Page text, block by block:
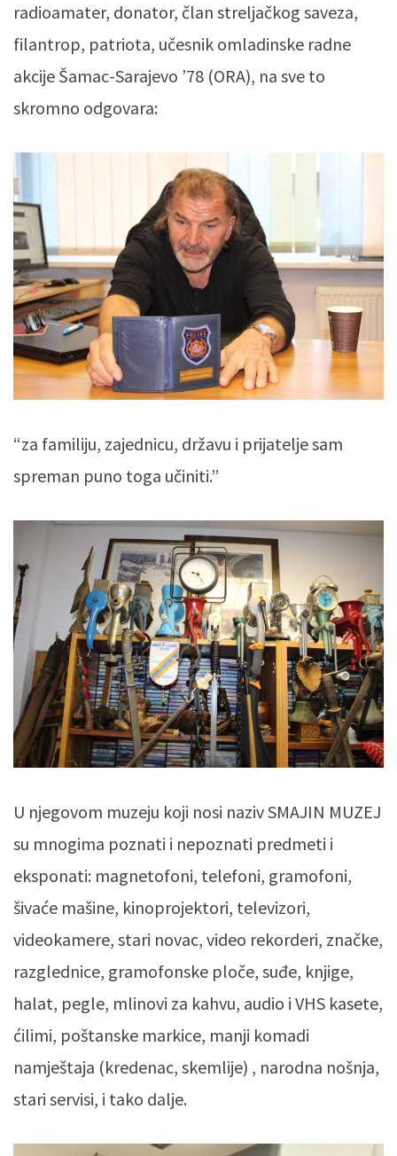
radioamater, donator, član streljačkog saveza,
filantrop, patriota, učesnik omladinske radne
akcije Šamac-Sarajevo ’78 (ORA), na sve to
skromno odgovara:
“za familiju, zajednicu, državu i prijatelje sam
spreman puno toga učiniti.”
U njegovom muzeju koji nosi naziv SMAJIN MUZEJ
su mnogima poznati i nepoznati predmeti i
eksponati: magnetofoni, telefoni, gramofoni,
šivaće mašine, kinoprojektori, televizori,
videokamere, stari novac, video rekorderi, značke,
razglednice, gramofonske ploče, suđe, knjige,
halat, pegle, mlinovi za kahvu, audio i VHS kasete,
ćilimi, poštanske markice, manji komadi
namještaja (kredenac, skemlije) , narodna nošnja,
stari servisi, i tako dalje.